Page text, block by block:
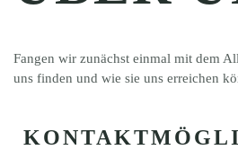
Fangen wir zunächst einmal mit dem
uns finden und wie sie uns erreichen